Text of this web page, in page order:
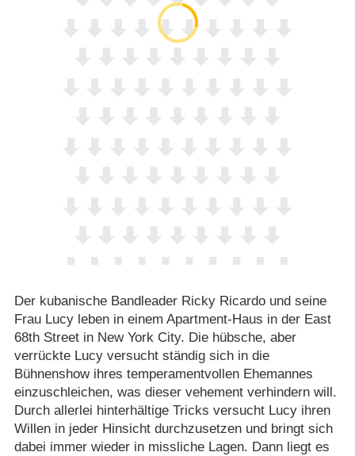
Der kubanische Bandleader Ricky Ricardo und seine
Frau Lucy leben in einem Apartment-Haus in der East
68th Street in New York City. Die hübsche, aber
verrückte Lucy versucht ständig sich in die
Bühnenshow ihres temperamentvollen Ehemannes
einzuschleichen, was dieser vehement verhindern will.
Durch allerlei hinterhältige Tricks versucht Lucy ihren
Willen in jeder Hinsicht durchzusetzen und bringt sich
dabei immer wieder in missliche Lagen. Dann liegt es